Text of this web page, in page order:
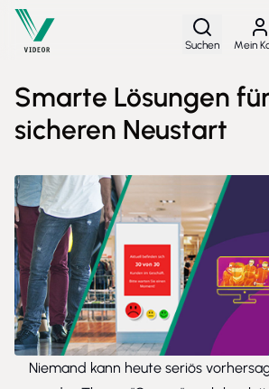
Direkt zum Inhalt
Suchen Mein
Smarte Lösungen
sicheren Neustart
Niemand kann heute seriös